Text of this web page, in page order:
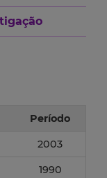
Período
2003
1990